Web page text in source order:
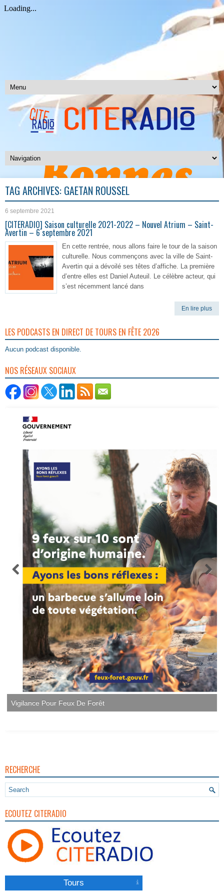
TAG ARCHIVES: GAËTAN ROUSSEL
6 septembre 2021
[CITERADIO] Saison culturelle 2021-2022 – Nouvel Atrium – Saint-
Avertin – 6 septembre 2021
En cette rentrée, nous allons faire le tour de la saison
culturelle. Nous commençons avec la ville de Saint-
Avertin qui a dévoilé ses têtes d’affiche. La première
d’entre elles est Daniel Auteuil. Le célèbre acteur, qui
s’est récemment lancé dans
En lire plus
LES PODCASTS EN DIRECT DE TOURS EN FÊTE 2026
Aucun podcast disponible.
NOS RÉSEAUX SOCIAUX
Vigilance Pour Feux De Forêt
RECHERCHE
ECOUTEZ CITERADIO
Tours